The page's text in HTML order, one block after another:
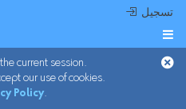
 تسجيل

current session.
our use of cookies.
Policy.